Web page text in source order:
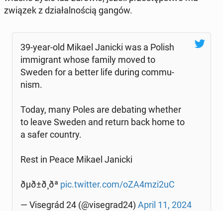
związek z dzia­łal­no­ścią gangów.
39-year-old Mikael Janicki was a Polish
im­mi­grant whose family moved to
Sweden for a better life during com­mu­
nism.
Today, many Poles are de­ba­ting whether
to leave Sweden and return back home to
a safer country.
Rest in Peace Mikael Janicki
ðµð±ð¸ðª pic.twitter.com/oZA4mzi2uC
— Vi­se­grád 24 (@vi­se­grad24) April 11, 2024